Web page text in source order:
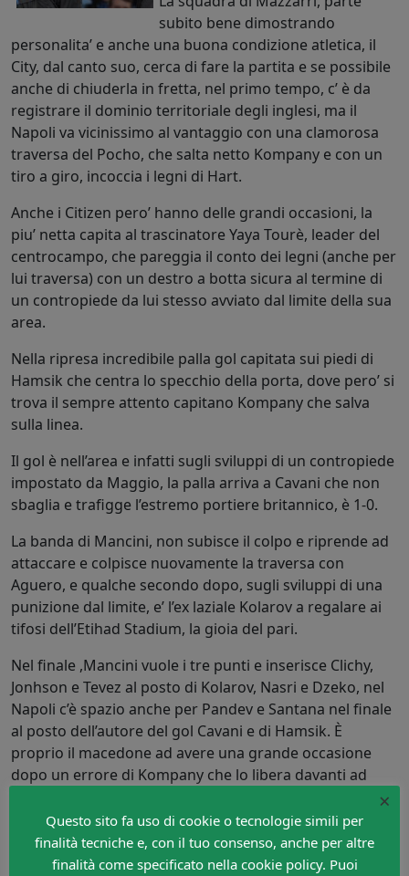
subito bene dimostrando
personalita’ e anche una buona condizione atletica, il
City, dal canto suo, cerca di fare la partita e se possibile
anche di chiuderla in fretta, nel primo tempo, c’ è da
registrare il dominio territoriale degli inglesi, ma il
Napoli va vicinissimo al vantaggio con una clamorosa
traversa del Pocho, che salta netto Kompany e con un
tiro a giro, incoccia i legni di Hart.
Anche i Citizen pero’ hanno delle grandi occasioni, la
piu’ netta capita al trascinatore Yaya Tourè, leader del
centrocampo, che pareggia il conto dei legni (anche per
lui traversa) con un destro a botta sicura al termine di
un contropiede da lui stesso avviato dal limite della sua
area.
Nella ripresa incredibile palla gol capitata sui piedi di
Hamsik che centra lo specchio della porta, dove pero’ si
trova il sempre attento capitano Kompany che salva
sulla linea.
Il gol è nell’area e infatti sugli sviluppi di un contropiede
impostato da Maggio, la palla arriva a Cavani che non
sbaglia e trafigge l’estremo portiere britannico, è 1-0.
La banda di Mancini, non subisce il colpo e riprende ad
attaccare e colpisce nuovamente la traversa con
Aguero, e qualche secondo dopo, sugli sviluppi di una
punizione dal limite, e’ l’ex laziale Kolarov a regalare ai
tifosi dell’Etihad Stadium, la gioia del pari.
Nel finale ,Mancini vuole i tre punti e inserisce Clichy,
Jonhson e Tevez al posto di Kolarov, Nasri e Dzeko, nel
Napoli c’è spazio anche per Pandev e Santana nel finale
al posto dell’autore del gol Cavani e di Hamsik. È
proprio il macedone ad avere una grande occasione
dopo un errore di Kompany che lo libera davanti ad
fine il City, ma il Napoli porta a casa un punto d’oro
lasciando lo stadio a testa alta fra gli applausi dei suoi
scatenati tifosi.
×
Questo sito fa uso di cookie o tecnologie simili per
finalità tecniche e, con il tuo consenso, anche per altre
finalità come specificato nella cookie policy. Puoi